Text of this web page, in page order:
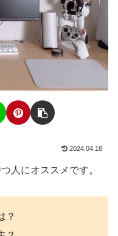
2024.04.18
人にオススメです。
？